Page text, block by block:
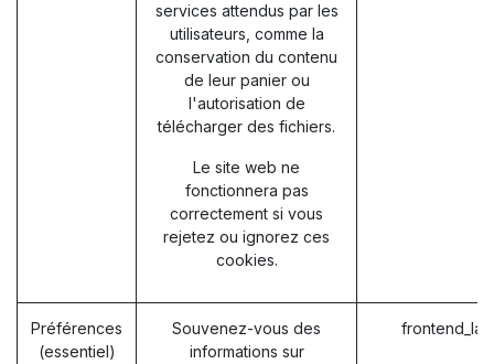
services attendus par les
utilisateurs, comme la
conservation du contenu
de leur panier ou
l'autorisation de
télécharger des fichiers.
Le site web ne
fonctionnera pas
correctement si vous
rejetez ou ignorez ces
cookies.
Préférences
(essentiel)
Souvenez-vous des
informations sur